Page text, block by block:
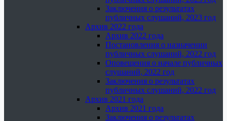
Заключения о результатах
публичных слушаний, 2023 год
Архив 2022 года
Архив 2022 года
Постановления о назначении
публичных слушаний, 2022 год
Оповещения о начале публичных
слушаний, 2022 год
Заключения о результатах
публичных слушаний, 2022 год
Архив 2021 года
Архив 2021 года
Заключения о результатах